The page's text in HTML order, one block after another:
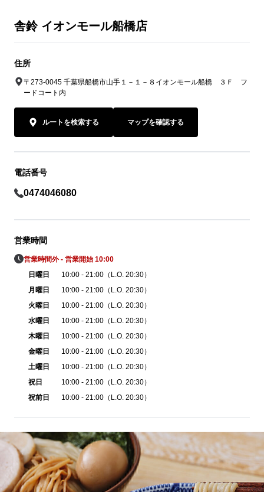
舎鈴 イオンモール船橋店
住所
〒273-0045 千葉県船橋市山手１－１－８イオンモール船橋 ３Ｆ フ
ードコート内
ルートを検索する マップを確認する
電話番号
0474046080
営業時間
営業時間外 - 営業開始 10:00
日曜日
10:00 - 21:00（L.O. 20:30）
月曜日
10:00 - 21:00（L.O. 20:30）
火曜日
10:00 - 21:00（L.O. 20:30）
水曜日
10:00 - 21:00（L.O. 20:30）
木曜日
10:00 - 21:00（L.O. 20:30）
金曜日
10:00 - 21:00（L.O. 20:30）
土曜日
10:00 - 21:00（L.O. 20:30）
祝日
10:00 - 21:00（L.O. 20:30）
祝前日
10:00 - 21:00（L.O. 20:30）